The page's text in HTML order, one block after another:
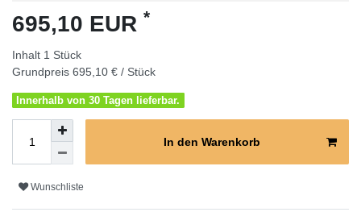
695,10 EUR *
Inhalt 1 Stück
Grundpreis 695,10 € / Stück
Innerhalb von 30 Tagen lieferbar.
In den Warenkorb
Wunschliste